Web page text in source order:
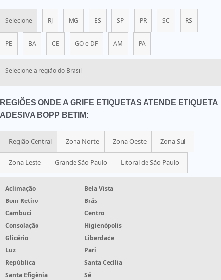
Selecione RJ MG ES SP PR SC RS
PE BA CE GO e DF AM PA
Selecione a região do Brasil
REGIÕES ONDE A GRIFE ETIQUETAS ATENDE ETIQUETA
ADESIVA BOPP BETIM:
Região Central Zona Norte Zona Oeste Zona Sul
Zona Leste Grande São Paulo Litoral de São Paulo
Aclimação
Bela Vista
Bom Retiro
Brás
Cambuci
Centro
Consolação
Higienópolis
Glicério
Liberdade
Luz
Pari
República
Santa Cecília
Santa Efigênia
Sé